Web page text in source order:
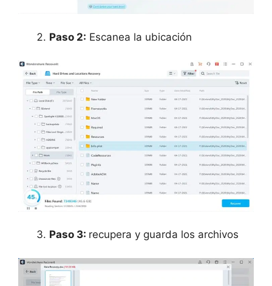
Paso 2: Escanea la ubicación
Paso 3: recupera y guarda los archivos